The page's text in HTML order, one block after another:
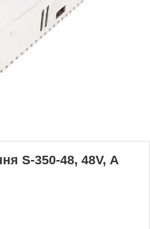
S-350-48, 48V, А